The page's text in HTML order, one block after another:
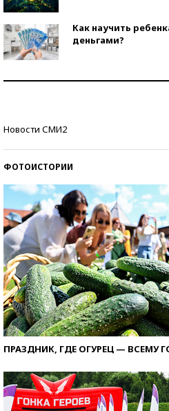
Как научить
деньгами?
Новости СМИ2
ФОТОИСТОРИИ
ПРАЗДНИК, ГДЕ ОГУРЕЦ — ВСЕМУ